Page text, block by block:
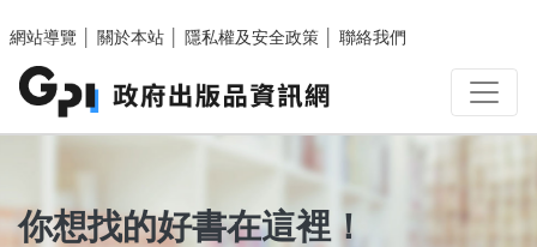
網站導覽
關於本站 隱私權及安全政策 聯絡我們
你想找的好書在這裡！